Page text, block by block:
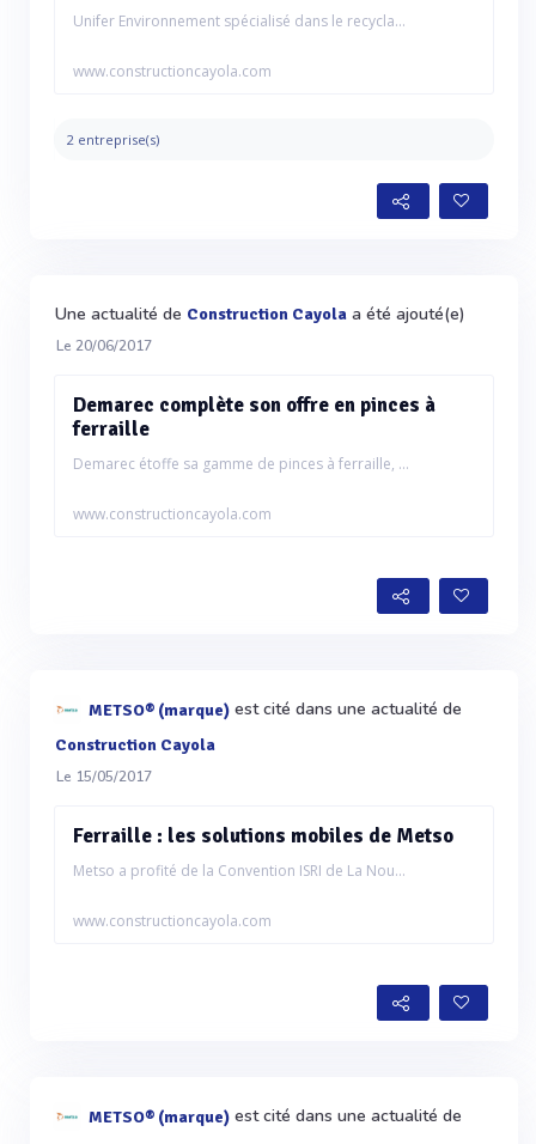
Unifer Environnement spécialisé dans le recycla...
www.constructioncayola.com
2 entreprise(s)
Une actualité de Construction Cayola a été ajouté(e)
Le 20/06/2017
Demarec complète son offre en pinces à
ferraille
Demarec étoffe sa gamme de pinces à ferraille, ...
www.constructioncayola.com
METSO® (marque) est cité dans une actualité de
Construction Cayola
Le 15/05/2017
Ferraille : les solutions mobiles de Metso
Metso a profité de la Convention ISRI de La Nou...
www.constructioncayola.com
METSO® (marque) est cité dans une actualité de